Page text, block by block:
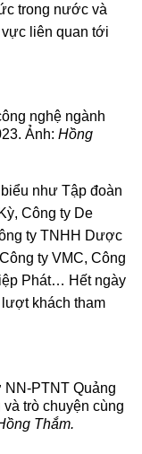
trong nước và
vực liên quan tới
nghệ ngành
Ảnh: Hồng
như Tập đoàn
Công ty De
ty TNHH Dược
ty VMC, Công
Phát… Hết ngày
khách tham
NN-PTNT Quảng
trò chuyện cùng
Thắm.